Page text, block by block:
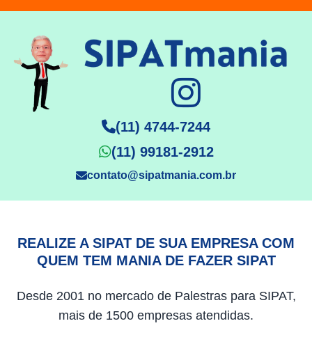
(11) 4744-7244
(11) 99181-2912
contato@sipatmania.com.br
REALIZE A SIPAT DE SUA EMPRESA COM
QUEM TEM MANIA DE FAZER SIPAT
Desde 2001 no mercado de Palestras para SIPAT,
mais de 1500 empresas atendidas.